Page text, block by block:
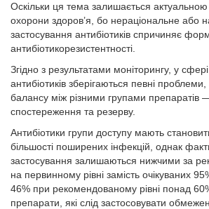
Оскільки ця тема залишається
охорони здоров’я, бо нераціональне або
застосування антибіотиків спричиняє
антибіотикорезистентності.
Згідно з результатами моніторингу, у
антибіотиків зберігаються певні
балансу між різними групами препаратів
спостереження та резерву.
Антибіотики групи доступу мають
більшості поширених інфекцій, однак
застосування залишаються нижчими за
на первинному рівні замість очікуваних
46% при рекомендованому рівні понад
препарати, які слід застосовувати